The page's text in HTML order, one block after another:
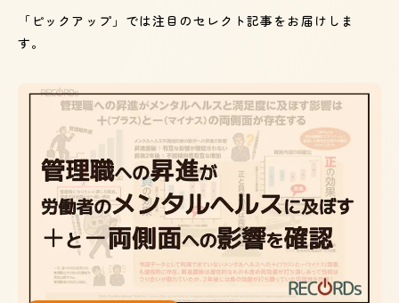
「ピックアップ」では注目のセレクト記事をお届けしま
す。